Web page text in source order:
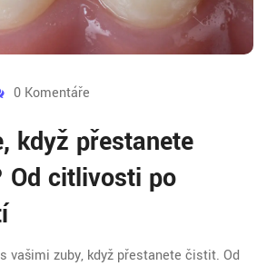
0 Komentáře
když přestanete
citlivosti po
vašimi zuby, když přestanete čistit. Od